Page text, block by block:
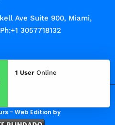
1 User Online
Ave Suite 900, Miami,
3057718132
- Web Edition by